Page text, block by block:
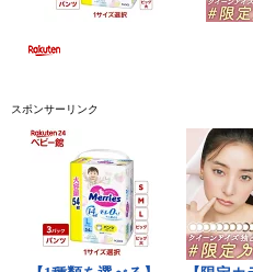
スポンサーリンク